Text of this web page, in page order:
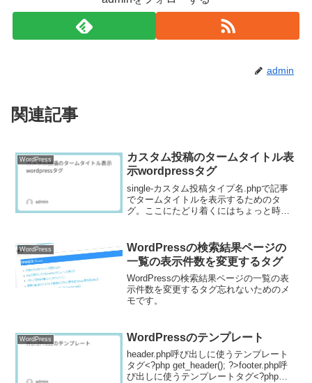
admin
関連記事
WordPress
カスタム投稿のタームタイトル表
示wordpressタグ
single-カスタム投稿タイプ名.phpで記事
でタームタイトルを表示するためのタ
グ。ここにたどり着くにはちょっと時間
WordPress
WordPressの検索結果ページの
一覧の表示件数を変更するタグ
WordPressの検索結果ページの一覧の表
示件数を変更するタグ忘れないためのメ
モです。
WordPress WordPressのテンプレート
header.php呼び出しに使うテンプレート
タグ<?php get_header(); ?>footer.php呼
び出しに使うテンプレートタグ<?php